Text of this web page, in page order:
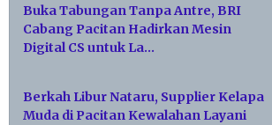
Buka Tabungan Tanpa Antre, BRI
Cabang Pacitan Hadirkan Mesin
Digital CS untuk La…
Berkah Libur Nataru, Supplier Kelapa
Muda di Pacitan Kewalahan Layani